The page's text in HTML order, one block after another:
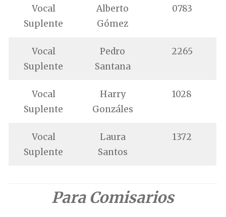
Vocal
Suplente
Alberto
Gómez
0783
Vocal
Suplente
Pedro
Santana
2265
Vocal
Suplente
Harry
Gonzáles
1028
Vocal
Suplente
Laura
Santos
1372
Para Comisarios